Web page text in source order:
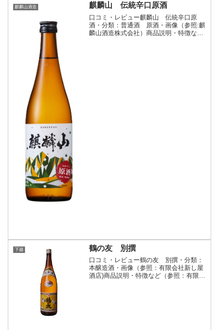
麒麟山酒造 麒麟山 伝統辛口原酒
口コミ・レビュー麒麟山 伝統辛口原
酒・分類：普通酒 原酒・画像（参照:麒
麟山酒造株式会社）商品説明・特徴など
下越 鶴の友 別撰
口コミ・レビュー鶴の友 別撰・分類：
本醸造酒・画像（参照：有限会社新し屋
酒店)商品説明・特徴など（参照：有限会